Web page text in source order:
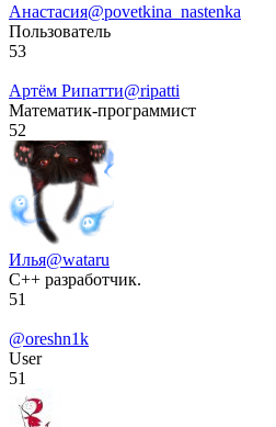
Анастасия@povetkina_nastenka
Пользователь
53
Артём Рипатти@ripatti
Математик-программист
52
Илья@wataru
C++ разработчик.
51
@oreshn1k
User
51